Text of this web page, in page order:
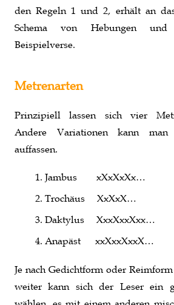
den Regeln 1 und 2, erhält an
Schema von Hebungen und
Beispielverse.
Metrenarten
Prinzipiell lassen sich vier
Andere Variationen kann man
auffassen.
Jambus xXxXxXx…
Trochäus XxXxX…
Daktylus XxxXxxXxx…
Anapäst xxXxxXxxX…
Je nach Gedichtform oder
weiter kann sich der Leser ein